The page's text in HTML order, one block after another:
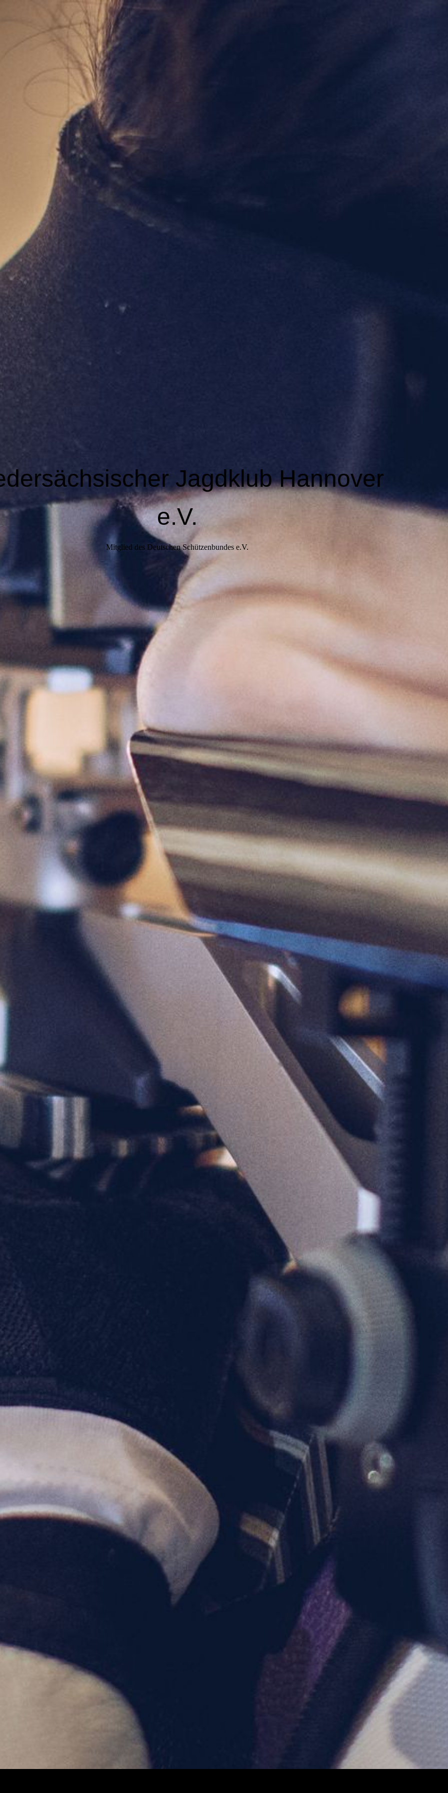
Jagdklub Hannover
e.V.
Mitglied des Deutschen Schützenbundes e.V.